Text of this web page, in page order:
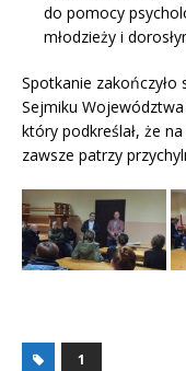
do pomocy
młodzieży i
Spotkanie
Sejmiku Województwa
który podkreślał, że
zawsze patrzy
1